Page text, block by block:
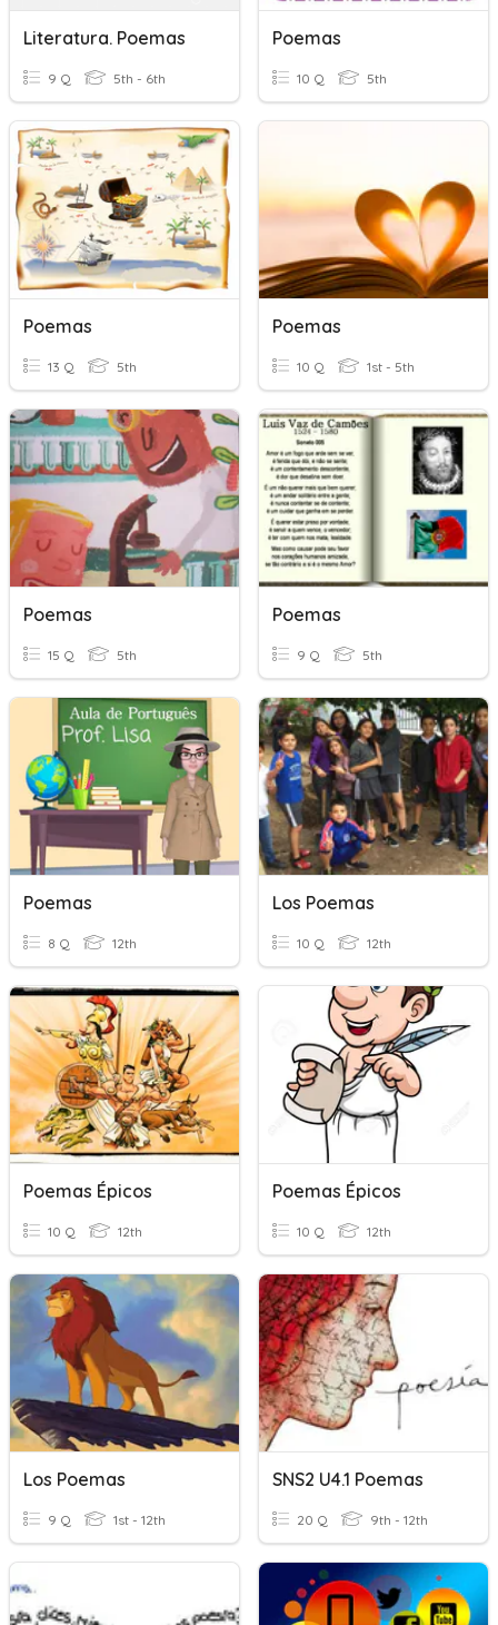
Literatura. Poemas
9 Q 5th - 6th
Poemas
10 Q 5th
Poemas
13 Q 5th
Poemas
10 Q 1st - 5th
Poemas
15 Q 5th
Poemas
9 Q 5th
Poemas
8 Q 12th
Los Poemas
10 Q 12th
Poemas Épicos
10 Q 12th
Poemas Épicos
10 Q 12th
Los Poemas
9 Q 1st - 12th
SNS2 U4.1 Poemas
20 Q 9th - 12th